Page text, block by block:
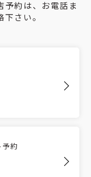
予約は、お電話ま
さい。
約